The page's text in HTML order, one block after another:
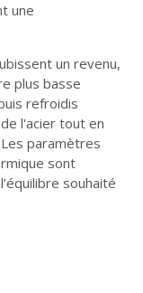
une
un revenu,
plus basse
refroidis
l'acier tout en
paramètres
sont
souhaité